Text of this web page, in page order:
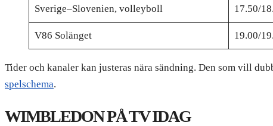
Sverige–Slovenien, volleyboll 17.50/
V86 Solänget 19.00/
Tider och kanaler kan justeras nära sändning. Den som vill
spelschema.
WIMBLEDON PÅ TV IDAG